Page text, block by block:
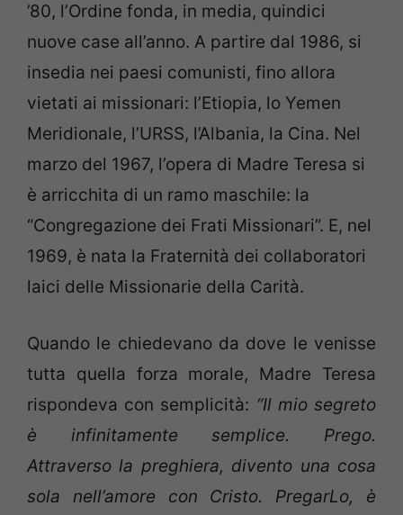
’80, l’Ordine fonda, in media, quindici
nuove case all’anno. A partire dal 1986, si
insedia nei paesi comunisti, fino allora
vietati ai missionari: l’Etiopia, lo Yemen
Meridionale, l’URSS, l’Albania, la Cina. Nel
marzo del 1967, l’opera di Madre Teresa si
è arricchita di un ramo maschile: la
“Congregazione dei Frati Missionari”. E, nel
1969, è nata la Fraternità dei collaboratori
laici delle Missionarie della Carità.
Quando le chiedevano da dove le venisse
tutta quella forza morale, Madre Teresa
rispondeva con semplicità: “Il mio segreto
è infinitamente semplice. Prego.
Attraverso la preghiera, divento una cosa
sola nell’amore con Cristo. PregarLo, è